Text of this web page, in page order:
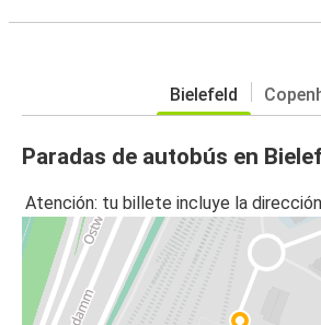
Bielefeld
Paradas de autobús en
Atención: tu billete incluye la